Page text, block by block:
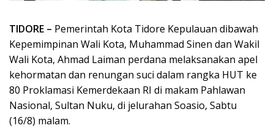
TIDORE – Pemerintah Kota Tidore Kepulauan dibawah
Kepemimpinan Wali Kota, Muhammad Sinen dan Wakil
Wali Kota, Ahmad Laiman perdana melaksanakan apel
kehormatan dan renungan suci dalam rangka HUT ke
80 Proklamasi Kemerdekaan RI di makam Pahlawan
Nasional, Sultan Nuku, di jelurahan Soasio, Sabtu
(16/8) malam.